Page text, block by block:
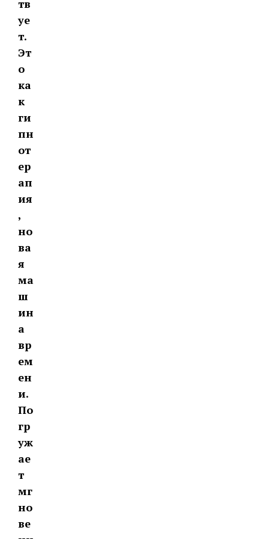
тв
уе
т.
Эт
о
ка
к
ги
пн
от
ер
ап
ия
,
но
ва
я
ма
ш
ин
а
вр
ем
ен
и.
По
гр
уж
ае
т
мг
но
ве